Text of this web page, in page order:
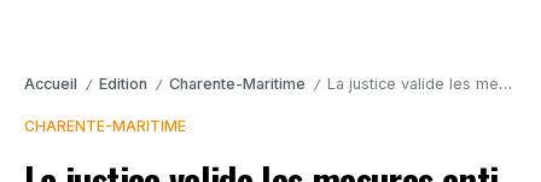
Accueil / Edition / Charente-Maritime / La justice valide les mesures anti-Airbnb de l’Agglo de La Rochelle
CHARENTE-MARITIME